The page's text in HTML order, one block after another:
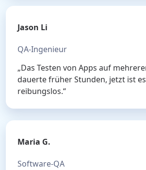
Jason Li
QA-Ingenieur
„Das Testen von Apps auf
dauerte früher Stunden, jetzt ist
reibungslos.“
Maria G.
Software-QA